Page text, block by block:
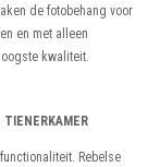
de fotobehang voor
en met alleen
kwaliteit.
TIENERKAMER
Rebelse